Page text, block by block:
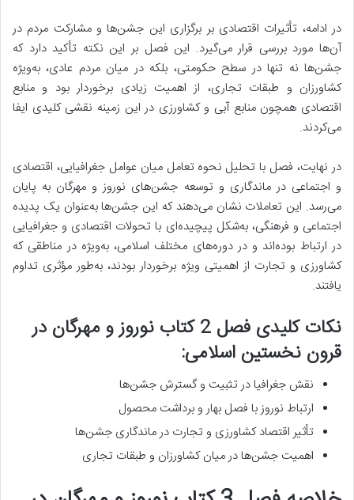
در ادامه، تأثیرات اقتصادی بر برگزاری این جشن‌ها و مشارکت مردم در
آن‌ها مورد بررسی قرار می‌گیرد. این فصل بر این نکته تأکید دارد که
جشن‌ها نه تنها در سطح حکومتی، بلکه در میان مردم عادی، به‌ویژه
کشاورزان و طبقات تجاری، از اهمیت زیادی برخوردار بود و منابع
اقتصادی همچون منابع آبی و کشاورزی در این زمینه نقشی کلیدی ایفا
می‌کردند.
در نهایت، فصل با تحلیل نحوه تعامل میان عوامل جغرافیایی، اقتصادی
و اجتماعی در ماندگاری و توسعه جشن‌های نوروز و مهرگان به پایان
می‌رسد. این تعاملات نشان می‌دهند که این جشن‌ها به‌عنوان یک پدیده
اجتماعی و فرهنگی، به‌شکل پیچیده‌ای با تحولات اقتصادی و جغرافیایی
در ارتباط بوده‌اند و در دوره‌های مختلف اسلامی، به‌ویژه در مناطقی که
کشاورزی و تجارت از اهمیتی ویژه برخوردار بودند، به‌طور مؤثری تداوم
یافتند.
نکات کلیدی فصل 2 کتاب نوروز و مهرگان در
قرون نخستین اسلامی:
نقش جغرافیا در تثبیت و گسترش جشن‌ها
ارتباط نوروز با فصل بهار و برداشت محصول
تأثیر اقتصاد کشاورزی و تجارت در ماندگاری جشن‌ها
اهمیت جشن‌ها در میان کشاورزان و طبقات تجاری